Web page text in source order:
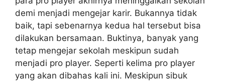
demi menjadi mengejar karir. Bukannya tidak
baik, tapi sebenarnya kedua hal tersebut bisa
dilakukan bersamaan. Buktinya, banyak yang
tetap mengejar sekolah meskipun sudah
menjadi pro player. Seperti kelima pro player
yang akan dibahas kali ini. Meskipun sibuk